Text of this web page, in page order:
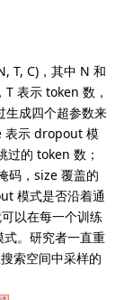
T, C)，其中 N 和
表示 token 数，
成四个超参数来
表示 dropout 模
的 token 数；
码，size 覆盖的
模式是否沿着通
以在每一个训练
。研究者一直重
索空间中采样的